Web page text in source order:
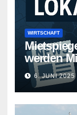
WIRTSCHAFT
werden
teurer
6. JUNI 2025